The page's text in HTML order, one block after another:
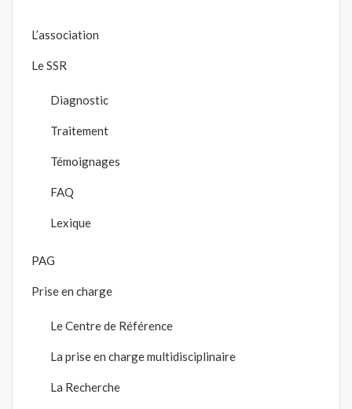
L’association
Le SSR
Diagnostic
Traitement
Témoignages
FAQ
Lexique
PAG
Prise en charge
Le Centre de Référence
La prise en charge multidisciplinaire
La Recherche